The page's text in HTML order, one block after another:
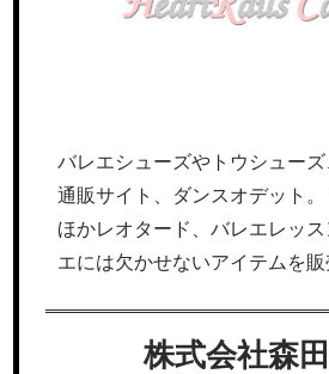
バレエシューズやトウシュー
通販サイト、ダンスオデット
ほかレオタード、バレエレッ
エには欠かせないアイテムを販
株式会社森